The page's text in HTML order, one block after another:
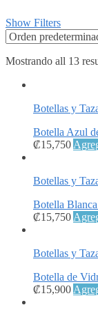
Show Filters
Mostrando all 13
Botellas y
Botella Azul
₡15,750
Botellas y
Botella
₡15,750
Botellas y
Botella de
₡15,900